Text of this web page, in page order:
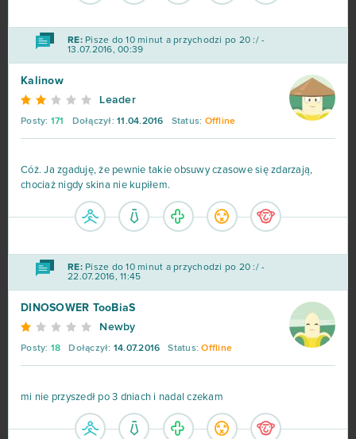
RE:Pisze do 10 minut a przychodzi po 20 :/ -
13.07.2016, 00:39
Kalinow
Leader
Posty: 171 Dołączył: 11.04.2016 Status: Offline
Cóż. Ja zgaduję, że pewnie takie obsuwy czasowe się zdarzają,
chociaż nigdy skina nie kupiłem.
RE:Pisze do 10 minut a przychodzi po 20 :/ -
22.07.2016, 11:45
DINOSOWER TooBiaS
Newby
Posty: 18 Dołączył: 14.07.2016 Status: Offline
mi nie przyszedł po 3 dniach i nadal czekam